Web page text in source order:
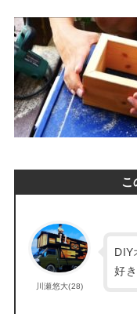
こ
川瀬悠大(28)
DIY
好